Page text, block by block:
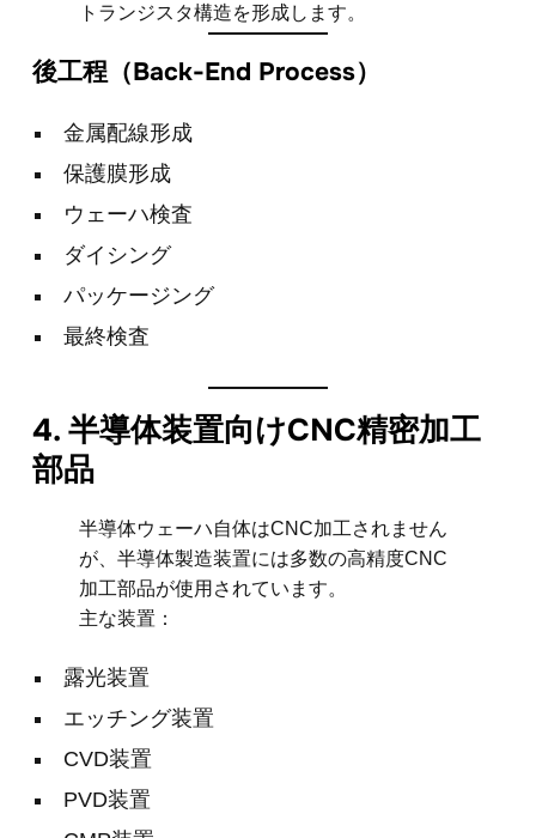
トランジスタ構造を形成します。
後工程（Back-End Process）
金属配線形成
保護膜形成
ウェーハ検査
ダイシング
パッケージング
最終検査
4. 半導体装置向けCNC精密加工
部品
半導体ウェーハ自体はCNC加工されません
が、半導体製造装置には多数の高精度CNC
加工部品が使用されています。
主な装置：
露光装置
エッチング装置
CVD装置
PVD装置